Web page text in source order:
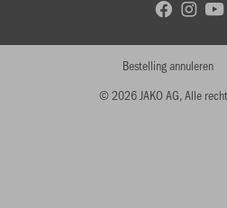
© 2026 JAKO AG, Alle
Bestelling annuleren